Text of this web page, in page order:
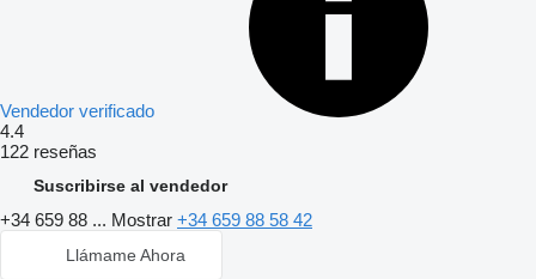
Vendedor verificado
4.4
122 reseñas
Suscribirse al vendedor
+34 659 88 ... Mostrar +34 659 88 58 42
Llámame Ahora